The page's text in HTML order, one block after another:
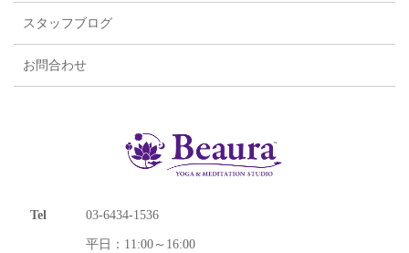
スタッフブログ
お問合わせ
Tel 03-6434-1536
平日：11:00～16:00